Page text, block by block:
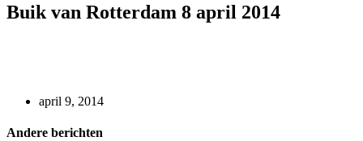
Buik van Rotterdam 8 april 2014
april 9, 2014
Andere berichten